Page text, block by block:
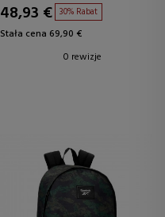
48,93 € 30% Rabat
Stała cena 69,90 €
0 rewizje